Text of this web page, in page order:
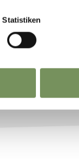
Statistiken